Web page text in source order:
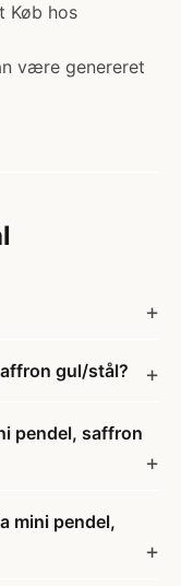
Køb hos
være genereret
gul/stål?
pendel, saffron
mini pendel,